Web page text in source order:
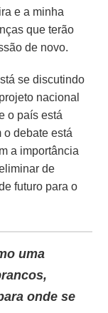
e a minha
que terão
de novo.
se discutindo
nacional
o país está
o debate está
a importância
de
futuro para o
uma
onde se